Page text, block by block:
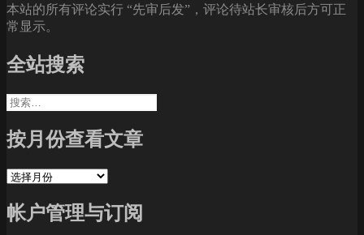
本站的所有评论实行 “先审后发”，评论待站长审核后方可正
常显示。
全站搜索
搜
按月份查看文章
按
份
查
帐户管理与订阅